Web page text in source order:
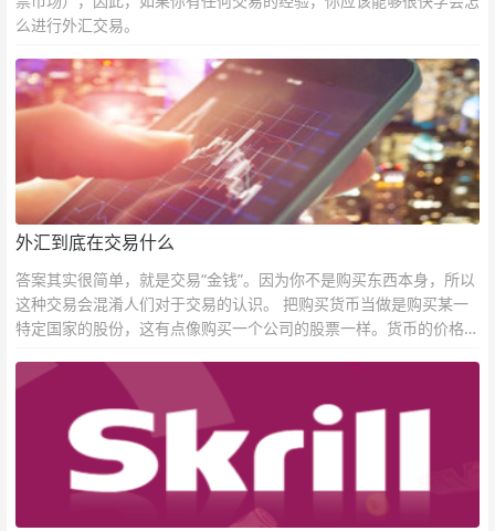
么进行外汇交易。
外汇到底在交易什么
答案其实很简单，就是交易“金钱”。因为你不是购买东西本身，所以
这种交易会混淆人们对于交易的认识。 把购买货币当做是购买某一
特定国家的股份，这有点像购买一个公司的股票一样。货币的价格直